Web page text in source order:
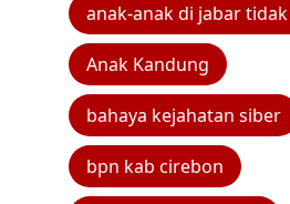
anak-anak di jabar
Anak Kandung
bahaya kejahatan siber
bpn kab cirebon